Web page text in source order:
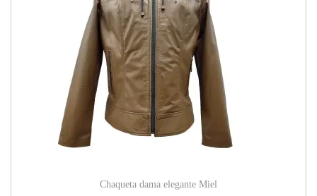
Chaqueta dama elegante Miel